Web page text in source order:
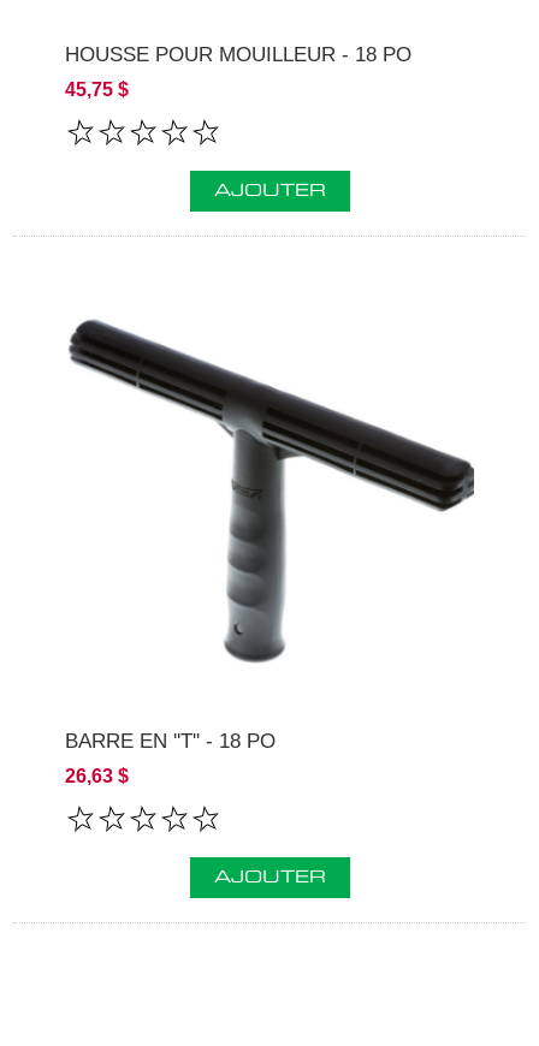
HOUSSE POUR MOUILLEUR - 18 PO
45,75 $
AJOUTER
BARRE EN ''T'' - 18 PO
26,63 $
AJOUTER